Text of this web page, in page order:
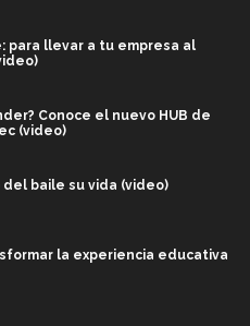
para llevar a tu empresa al
Conoce el nuevo HUB de
(video)
del baile su vida (video)
la experiencia educativa